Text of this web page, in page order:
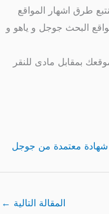
طرق اشهار المواقع
البحث جوجل و ياهو و
موقعك بمقابل مادى للنقر
معتمدة من جوجل
المقالة التالية ←